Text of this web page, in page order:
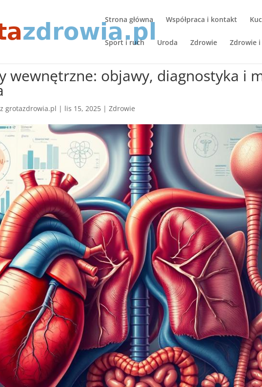
Strona główna Współpraca i kontakt
Sport i ruch Uroda Zdrowie Zdrowie
wewnętrzne: objawy, diagnostyka i
grotazdrowia.pl | lis 15, 2025 |Zdrowie